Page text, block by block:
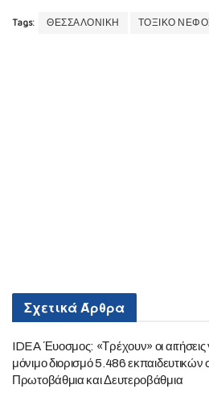
Tags: ΘΕΣΣΑΛΟΝΙΚΗ ΤΟΞΙΚΟ
ΣχετικάΆρθρα
IDEA Έυοσμος: «Τρέχουν» οι αιτήσεις
μόνιμο διορισμό 5.486 εκπαιδευτικών
Πρωτοβάθμια και Δευτεροβάθμια